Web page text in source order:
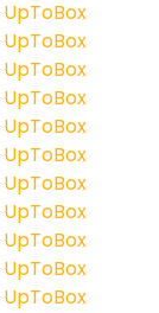
UpToBox
UpToBox
UpToBox
UpToBox
UpToBox
UpToBox
UpToBox
UpToBox
UpToBox
UpToBox
UpToBox